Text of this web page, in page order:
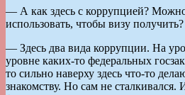
— А как здесь с коррупцией?
использовать, чтобы визу получить?
— Здесь два вида коррупции. На
уровне каких-то федеральных
то сильно наверху здесь что-то
знакомству. Но сам не